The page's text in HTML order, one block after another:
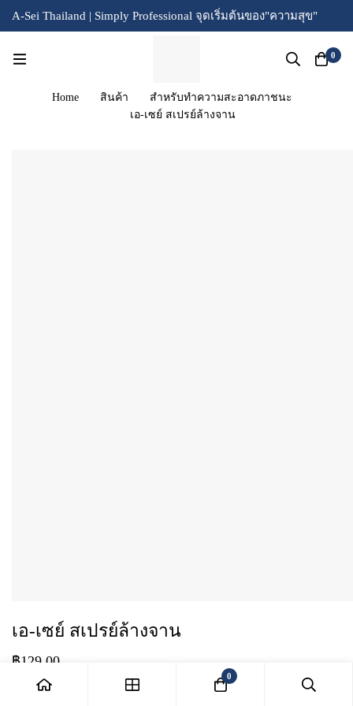
A-Sei Thailand | Simply Professional จุดเริ่มต้น
ของ"ความสุข"
0
Home สินค้า
สำหรับทำความสะอาดภาชนะ
เอ-เซย์ สเปรย์ล้างจาน
เอ-เซย์ สเปรย์ล้างจาน
฿129.00
สเปรย์ล้างจานเอ-เซย์ (A-Sei Dish Washing Spray) กลิ่น ส้มยูซุ
0